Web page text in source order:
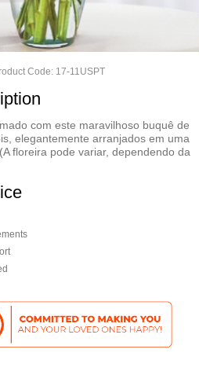
Code: 17-11USPT
com este maravilhoso buquê de
elegantemente arranjados em uma
floreira pode variar, dependendo da